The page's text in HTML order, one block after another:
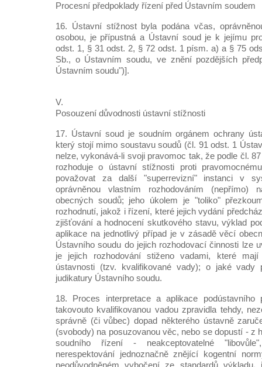
Procesní předpoklady řízení před Ústavním soudem
16. Ústavní stížnost byla podána včas,
osobou, je přípustná a Ústavní soud je k jejímu
odst. 1, § 31 odst. 2, § 72 odst. 1 písm. a) a § 75
Sb., o Ústavním soudu, ve znění pozdějších
Ústavním soudu")].
V.
Posouzení důvodnosti ústavní stížnosti
17. Ústavní soud je soudním orgánem ochrany
který stojí mimo soustavu soudů (čl. 91 odst. 1
nelze, vykonává-li svoji pravomoc tak, že podle čl.
rozhoduje o ústavní stížnosti proti
považovat za další "superrevizní" instanci v
oprávněnou vlastním rozhodováním (nepřímo)
obecných soudů; jeho úkolem je "toliko"
rozhodnutí, jakož i řízení, které jejich vydání
zjišťování a hodnocení skutkového stavu, výklad
aplikace na jednotlivý případ je v zásadě věcí
Ústavního soudu do jejich rozhodovací činnosti lze
je jejich rozhodování stiženo vadami, které
ústavnosti (tzv. kvalifikované vady); o jaké
judikatury Ústavního soudu.
18. Proces interpretace a aplikace
takovouto kvalifikovanou vadou zpravidla tehdy,
správně (či vůbec) dopad některého ústavně
(svobody) na posuzovanou věc, nebo se dopustí - z
soudního řízení - neakceptovatelné
nerespektování jednoznačně znějící kogentní
neodůvodněném vybočení ze standardů